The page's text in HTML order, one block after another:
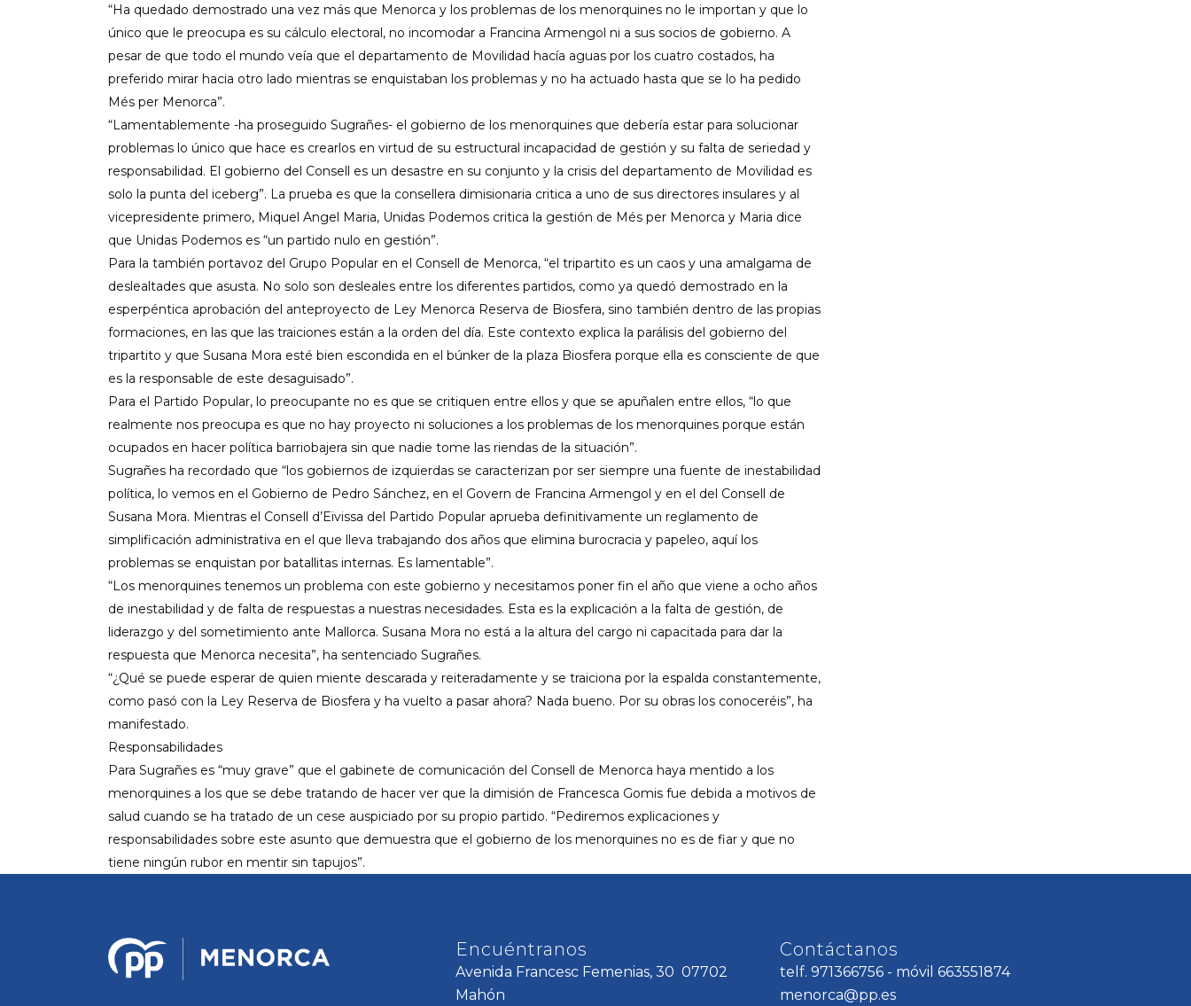
“Ha quedado demostrado una vez más que Menorca y los problemas de los menorquines no le importan y que lo
único que le preocupa es su cálculo electoral, no incomodar a Francina Armengol ni a sus socios de gobierno. A
pesar de que todo el mundo veía que el departamento de Movilidad hacía aguas por los cuatro costados, ha
preferido mirar hacia otro lado mientras se enquistaban los problemas y no ha actuado hasta que se lo ha pedido
Més per Menorca”.
“Lamentablemente -ha proseguido Sugrañes- el gobierno de los menorquines que debería estar para solucionar
problemas lo único que hace es crearlos en virtud de su estructural incapacidad de gestión y su falta de seriedad y
responsabilidad. El gobierno del Consell es un desastre en su conjunto y la crisis del departamento de Movilidad es
solo la punta del iceberg”. La prueba es que la consellera dimisionaria critica a uno de sus directores insulares y al
vicepresidente primero, Miquel Angel Maria, Unidas Podemos critica la gestión de Més per Menorca y Maria dice
que Unidas Podemos es “un partido nulo en gestión”.
Para la también portavoz del Grupo Popular en el Consell de Menorca, “el tripartito es un caos y una amalgama de
deslealtades que asusta. No solo son desleales entre los diferentes partidos, como ya quedó demostrado en la
esperpéntica aprobación del anteproyecto de Ley Menorca Reserva de Biosfera, sino también dentro de las propias
formaciones, en las que las traiciones están a la orden del día. Este contexto explica la parálisis del gobierno del
tripartito y que Susana Mora esté bien escondida en el búnker de la plaza Biosfera porque ella es consciente de que
es la responsable de este desaguisado”.
Para el Partido Popular, lo preocupante no es que se critiquen entre ellos y que se apuñalen entre ellos, “lo que
realmente nos preocupa es que no hay proyecto ni soluciones a los problemas de los menorquines porque están
ocupados en hacer política barriobajera sin que nadie tome las riendas de la situación”.
Sugrañes ha recordado que “los gobiernos de izquierdas se caracterizan por ser siempre una fuente de inestabilidad
política, lo vemos en el Gobierno de Pedro Sánchez, en el Govern de Francina Armengol y en el del Consell de
Susana Mora. Mientras el Consell d’Eivissa del Partido Popular aprueba definitivamente un reglamento de
simplificación administrativa en el que lleva trabajando dos años que elimina burocracia y papeleo, aquí los
problemas se enquistan por batallitas internas. Es lamentable”.
“Los menorquines tenemos un problema con este gobierno y necesitamos poner fin el año que viene a ocho años
de inestabilidad y de falta de respuestas a nuestras necesidades. Esta es la explicación a la falta de gestión, de
liderazgo y del sometimiento ante Mallorca. Susana Mora no está a la altura del cargo ni capacitada para dar la
respuesta que Menorca necesita”, ha sentenciado Sugrañes.
“¿Qué se puede esperar de quien miente descarada y reiteradamente y se traiciona por la espalda constantemente,
como pasó con la Ley Reserva de Biosfera y ha vuelto a pasar ahora? Nada bueno. Por su obras los conoceréis”, ha
manifestado.
Responsabilidades
Para Sugrañes es “muy grave” que el gabinete de comunicación del Consell de Menorca haya mentido a los
menorquines a los que se debe tratando de hacer ver que la dimisión de Francesca Gomis fue debida a motivos de
salud cuando se ha tratado de un cese auspiciado por su propio partido. “Pediremos explicaciones y
responsabilidades sobre este asunto que demuestra que el gobierno de los menorquines no es de fiar y que no
tiene ningún rubor en mentir sin tapujos”.
Encuéntranos
Avenida Francesc Femenias, 30 07702
Mahón
Contáctanos
telf. 971366756 - móvil 663551874
menorca@pp.es